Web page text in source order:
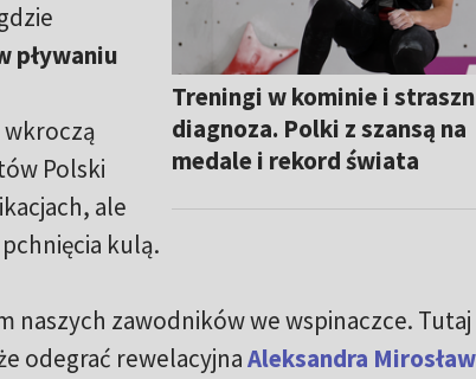
Treningi w kominie i
diagnoza. Polki z szansą na
medale i rekord świata
pływaniu
Polski
ale
kulą.
naszych zawodników we wspinaczce. Tutaj
odegrać rewelacyjnaAleksandra Mirosław